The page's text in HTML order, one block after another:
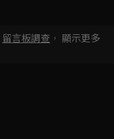
留言板調查 ， 顯示更多